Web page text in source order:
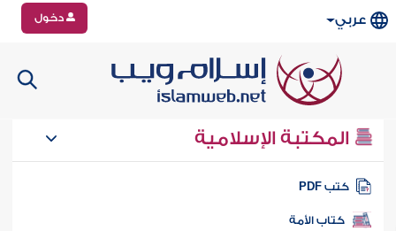
عربي دخول
المكتبة الإسلامية
كتب PDF